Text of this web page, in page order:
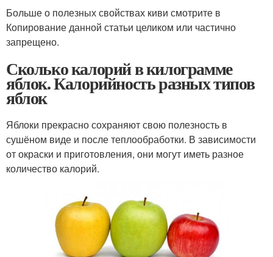
Больше о полезных свойствах киви смотрите в
Копирование данной статьи целиком или частично
запрещено.
Сколько калорий в килограмме
яблок. Калорийность разных типов
яблок
Яблоки прекрасно сохраняют свою полезность в
сушёном виде и после теплообработки. В зависимости
от окраски и приготовления, они могут иметь разное
количество калорий.